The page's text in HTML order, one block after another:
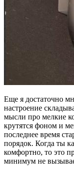
Еще я достаточно
настроение
мысли про мелкие
крутятся фоном и
последнее время
порядок. Когда ты
комфортно, то это
минимум не